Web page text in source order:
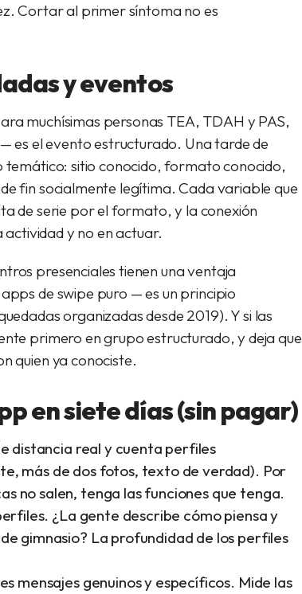
Cortar al primer síntoma no es
y eventos
muchísimas personas TEA, TDAH y PAS,
es el evento estructurado. Una tarde de
temático: sitio conocido, formato conocido,
fin socialmente legítima. Cada variable que
de serie por el formato, y la conexión
y no en actuar.
presenciales tienen una ventaja
de swipe puro — es un principio
organizadas desde 2019). Y si las
primero en grupo estructurado, y deja que
quien ya conociste.
en siete días (sin pagar)
distancia real y cuenta perfiles
más de dos fotos, texto de verdad). Por
no salen, tenga las funciones que tenga.
¿La gente describe cómo piensa y
gimnasio? La profundidad de los perfiles
mensajes genuinos y específicos. Mide las